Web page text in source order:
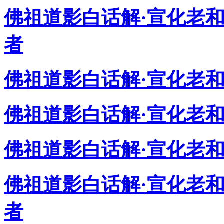
佛祖道影白话解·宣化老
者
佛祖道影白话解·宣化老
佛祖道影白话解·宣化老
佛祖道影白话解·宣化老
佛祖道影白话解·宣化老
者